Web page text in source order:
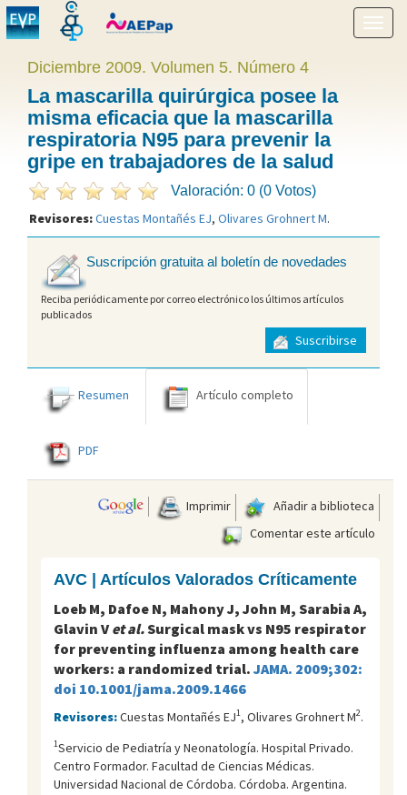
menú
Diciembre 2009. Volumen 5. Número 4
La mascarilla quirúrgica posee la
misma eficacia que la mascarilla
respiratoria N95 para prevenir la
gripe en trabajadores de la salud
Valoración: 0 (0 Votos)
Revisores:Cuestas Montañés EJ, Olivares Grohnert M.
Suscripción gratuita al boletín de novedades
Reciba periódicamente por correo electrónico los últimos artículos
publicados
Suscribirse
Resumen Artículo completo
PDF
Imprimir
Añadir a biblioteca
Comentar este artículo
AVC | Artículos Valorados Críticamente
Loeb M, Dafoe N, Mahony J, John M, Sarabia A,
Glavin Vet al.Surgical mask vs N95 respirator
for preventing influenza among health care
workers: a randomized trial. JAMA. 2009;302:
doi 10.1001/jama.2009.1466
Revisores:Cuestas Montañés EJ1, Olivares Grohnert M2.
1Servicio de Pediatría y Neonatología. Hospital Privado.
Centro Formador. Facultad de Ciencias Médicas.
Universidad Nacional de Córdoba. Córdoba. Argentina.